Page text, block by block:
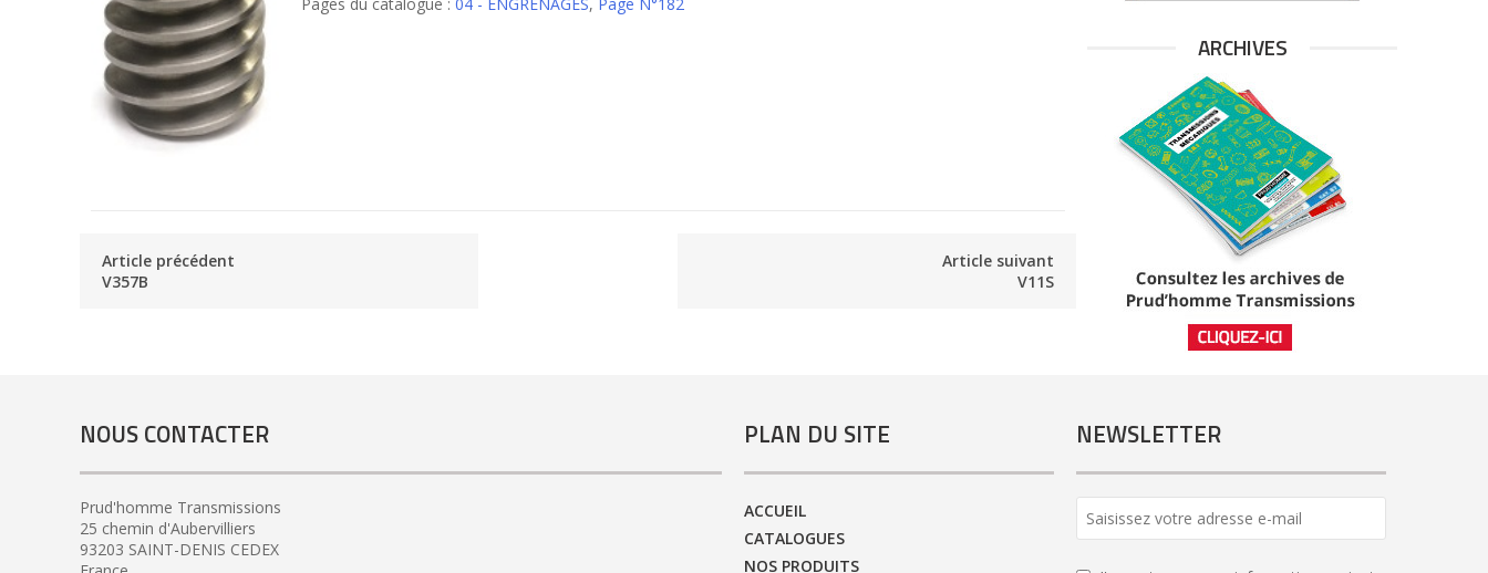
Article précédent
V357B
Article suivant
V11S
ARCHIVES
NOUS CONTACTER
Prud'homme Transmissions
25 chemin d'Aubervilliers
93203 SAINT-DENIS CEDEX
PLAN DU SITE
ACCUEIL
CATALOGUES
NOS PRODUITS
NEWSLETTER
Name *